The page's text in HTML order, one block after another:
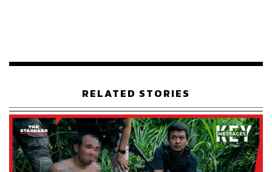
เมื่อวันที่ 17 กุมภาพันธ์ 2008 ทางการคอซอวอตัดสินใจ
รับความยินยอมหรือเห็นชอบจากรัฐบาลเซอร์เบียแต่อย่างใด
ทำให้ความขัดแย้งระหว่างเซอร์เบียและคอซอวอยิ่งฝังรากลึก
มากขึ้นไปอีก
ปัจจุบันมี 99 ประเทศ จากทั้งหมด 193 ประเทศในประชาคม
โลก ที่เป็นสมาชิกองค์การสหประชาชาติ (UN) รับรอง
RELATED STORIES